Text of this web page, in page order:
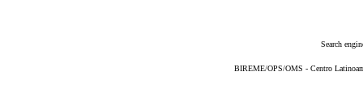
Search
BIREME/OPS/OMS - Centro